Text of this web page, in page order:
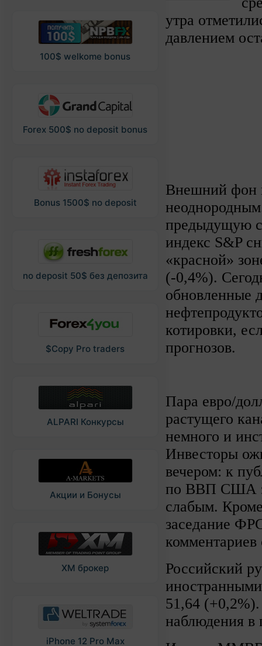
100$ welkome bonus
Forex 500$ no deposit bonus
Bonus 1500$ no deposit
no deposit 50$ без депозита
$Copy Pro traders
ALPARI Конкурсы
Акции и Бонусы
XM брокер
iPhone 12 Pro Max
утра
давлением
Внешний фон
предыдущую
индекс S&P
«красной»
(-0,4%).
обновленные
котировки,
прогнозов.
Пара евро/
растущего
немного и
Инвесторы
вечером: к
по ВВП США
слабым. Кроме
заседание
комментариев
Российский
51,64
наблюдения в